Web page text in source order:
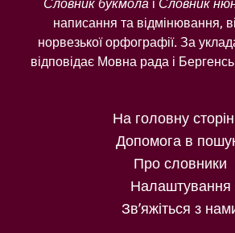
написання та відмінювання,
норвезької орфографії. За
відповідає Мовна рада і
На головну
Допомога в
Про словники
Налаштування
Зв’яжіться з